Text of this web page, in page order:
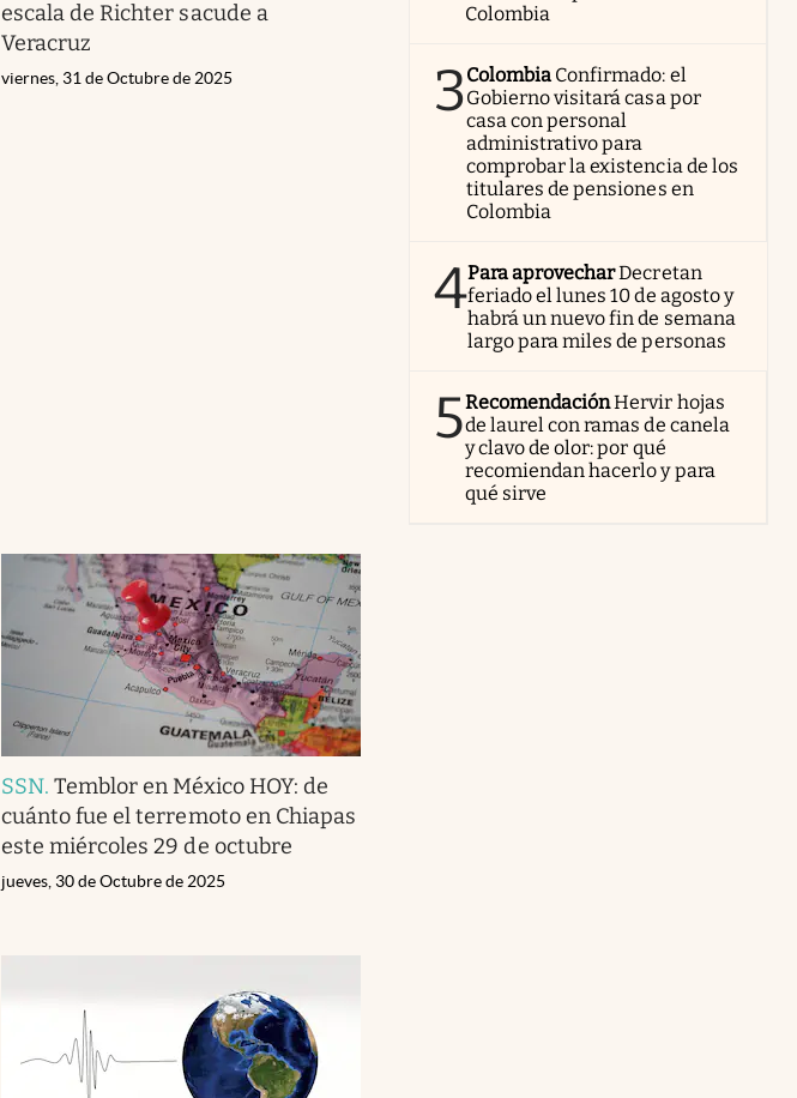
escala de Richter sacude a
Veracruz
viernes, 31 de Octubre de 2025
SSN.Temblor en México HOY: de
cuánto fue el terremoto en Chiapas
este miércoles 29 de octubre
jueves, 30 de Octubre de 2025
Colombia
3Colombia Confirmado: el
Gobierno visitará casa por
casa con personal
administrativo para
comprobar la existencia de los
titulares de pensiones en
Colombia
4Para aprovecharDecretan
feriado el lunes 10 de agosto y
habrá un nuevo fin de semana
largo para miles de personas
5RecomendaciónHervir hojas
de laurel con ramas de canela
y clavo de olor: por qué
recomiendan hacerlo y para
qué sirve